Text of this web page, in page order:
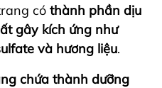
có thành phần dịu
gây kích ứng như
và hương liệu.
chứa thành dưỡng